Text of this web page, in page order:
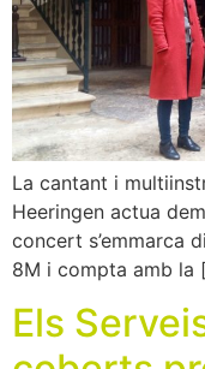
La cantant i
Heeringen actua
concert s’emmarca
8M i compta amb la
Els